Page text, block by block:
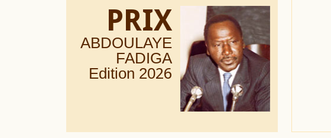
PRIX
ABDOULAYE
FADIGA
Edition 2026